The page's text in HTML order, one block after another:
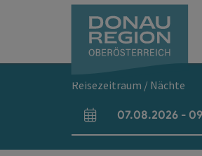
Reisezeitraum / Nächte
An- und Abreisefelder
07.08.2026 -